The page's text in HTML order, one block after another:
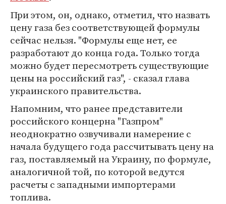
При этом, он, однако, отметил, что назвать
цену газа без соответствующей формулы
сейчас нельзя. "Формулы еще нет, ее
разработают до конца года. Только тогда
можно будет пересмотреть существующие
цены на российский газ", - сказал глава
украинского правительства.
Напомним, что ранее представители
российского концерна "Газпром"
неоднократно озвучивали намерение с
начала будущего года рассчитывать цену на
газ, поставляемый на Украину, по формуле,
аналогичной той, по которой ведутся
расчеты с западными импортерами
топлива.